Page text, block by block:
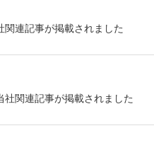
関連記事が掲載されました
社関連記事が掲載されました